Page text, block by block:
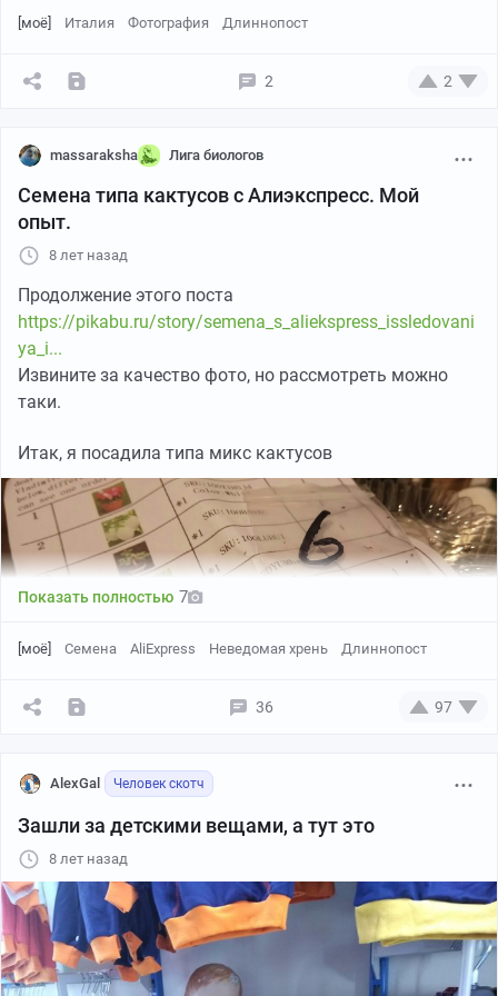
[моё] Италия Фотография Длиннопост
2 2
massaraksha Лига биологов
Семена типа кактусов с Алиэкспресс. Мой
опыт.
8 лет назад
Продолжение этого поста
https://pikabu.ru/story/semena_s_aliekspress_issledovani
ya_i...
Извините за качество фото, но рассмотреть можно
таки.
Итак, я посадила типа микс кактусов
Вот они поближе, меньше маковых зёрен.
Показать полностью 7
[моё] Семена AliExpress Неведомая хрень Длиннопост
36 97
AlexGal Человек скотч
Зашли за детскими вещами, а тут это
8 лет назад